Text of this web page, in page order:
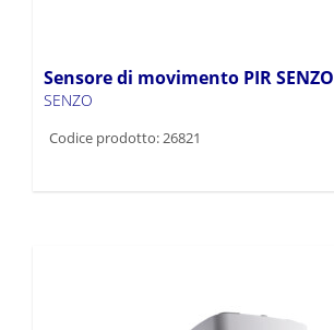
Sensore di movimento PIR SENZO
SENZO
Codice prodotto: 26821